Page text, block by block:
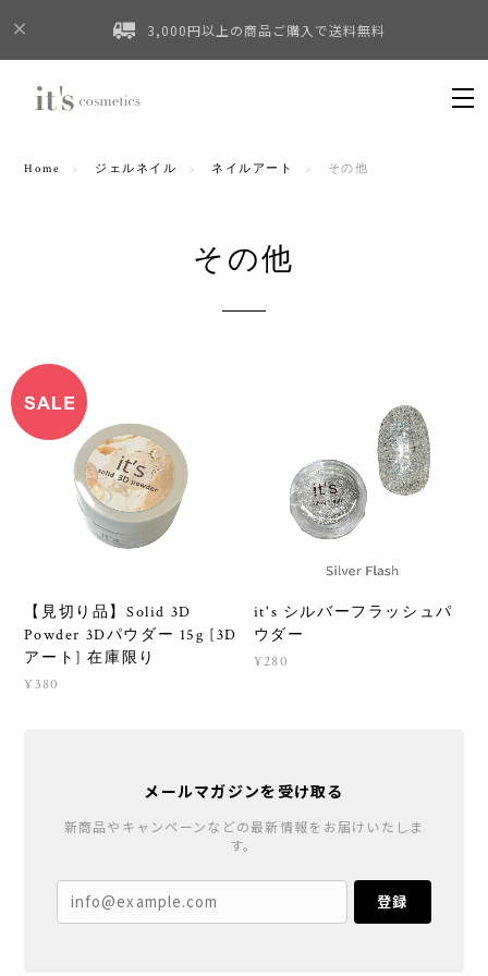
3,000円以上の商品ご購入で送料無料
Home ジェルネイル ネイルアート その他
その他
【見切り品】Solid 3D
Powder 3Dパウダー 15g [3D
アート] 在庫限り
¥380
it's シルバーフラッシュパ
ウダー
¥280
メールマガジンを受け取る
新商品やキャンペーンなどの最新情報をお届けいたしま
す。
登録